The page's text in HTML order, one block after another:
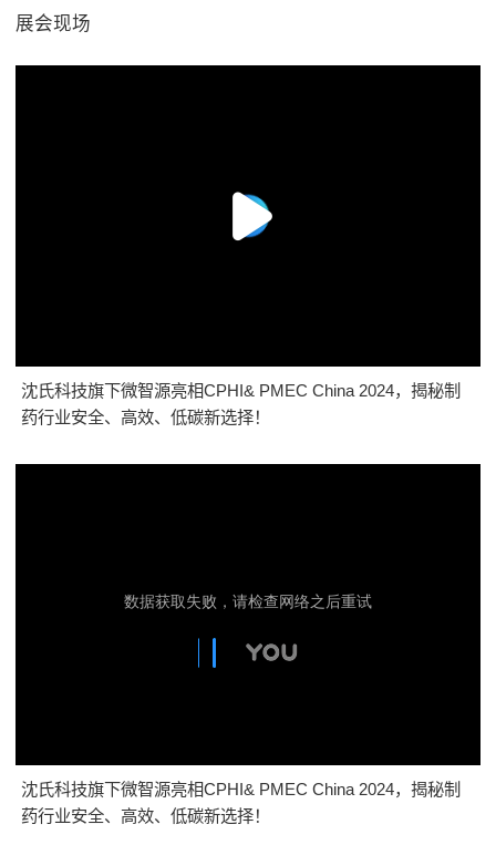
展会现场
沈氏科技旗下微智源亮相CPHI& PMEC China 2024，揭秘制
药行业安全、高效、低碳新选择！
沈氏科技旗下微智源亮相CPHI& PMEC China 2024，揭秘制
药行业安全、高效、低碳新选择！